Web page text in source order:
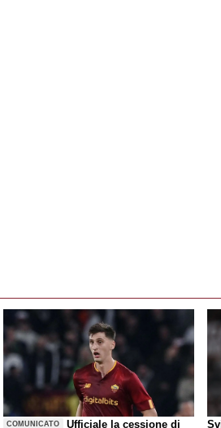
COMUNICATO
Ufficiale la cessione di